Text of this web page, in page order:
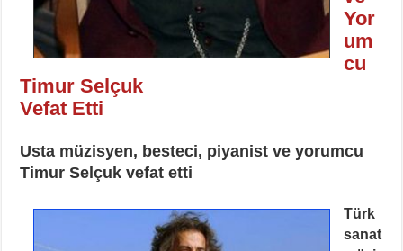
Yor
um
cu
Timur Selçuk
Vefat Etti
Usta müzisyen, besteci, piyanist ve yorumcu
Timur Selçuk vefat etti
Türk
sanat